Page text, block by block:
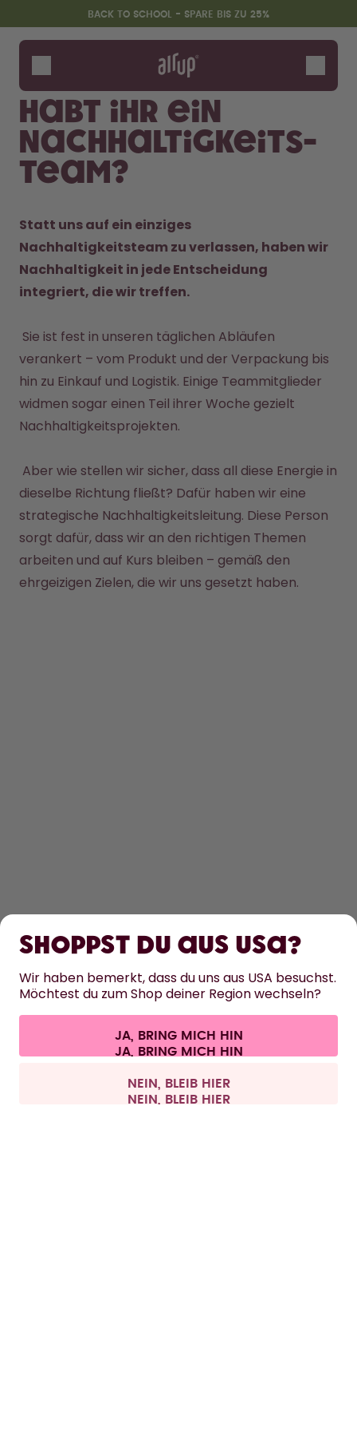
Zum Hauptinhalt springen
Erklärung zur BarrierefreiheitBACK TO SCHOOL - SPARE BIS ZU 25%
Flaschen
Duft-Pods
Zubehör
Starter Sets
Back2School
Gewinnspiel
Back to School - Spare bis zu
25%
Design Edition:
createdbygabe × air up®
Wie funktioniert's
Flaschen vergleichen
Habt ihr ein
Nachhaltigkeits-
Team?
Statt uns auf ein einziges
Nachhaltigkeitsteam zu verlassen, haben wir
Nachhaltigkeit in jede Entscheidung
verankert – vom Produkt und der Verpackung bis
hin zu Einkauf und Logistik. Einige Teammitglieder
widmen sogar einen Teil ihrer Woche gezielt
Nachhaltigkeitsprojekten.
dieselbe Richtung fließt? Dafür haben wir eine
strategische Nachhaltigkeitsleitung. Diese Person
sorgt dafür, dass wir an den richtigen Themen
arbeiten und auf Kurs bleiben – gemäß den
ehrgeizigen Zielen, die wir uns gesetzt haben.
HILFE
KONTAKT
Cookie-Einstellungen AGB Datenschutz
Vertrag widerrufen
Alle Preise sind inklusive Mehrwertsteuer und zzgl. Versandkosten.
Shoppst du aus USA?
Wir haben bemerkt, dass du uns aus USA besuchst.
Möchtest du zum Shop deiner Region wechseln?
JA, BRING MICH HIN
NEIN, BLEIB HIER